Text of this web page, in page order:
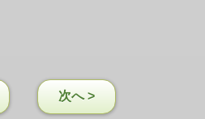
次へ >